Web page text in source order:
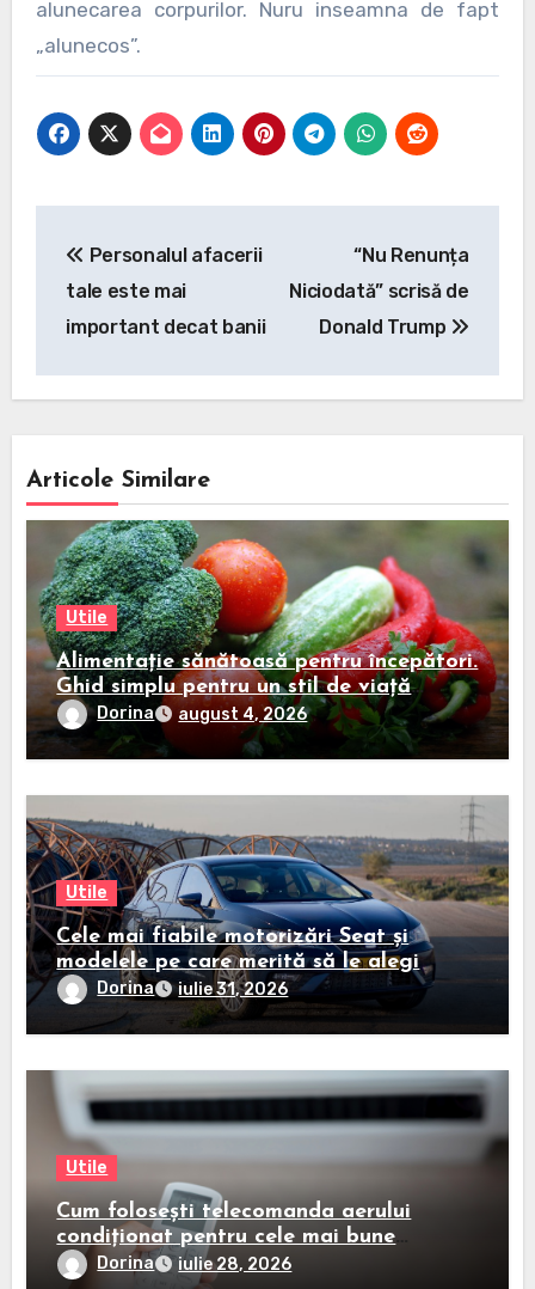
alunecarea corpurilor. Nuru inseamna de fapt
„alunecos”.
în
articole
Personalul afacerii
tale este mai
important decat banii
“Nu Renunța
Niciodată” scrisă de
Donald Trump
Articole Similare
Utile
Alimentație sănătoasă pentru începători.
Ghid simplu pentru un stil de viață
echilibrat
Dorina august 4, 2026
Utile
Cele mai fiabile motorizări Seat și
modelele pe care merită să le alegi
Dorina iulie 31, 2026
Utile
Cum folosești telecomanda aerului
condiționat pentru cele mai bune
rezultate
Dorina iulie 28, 2026